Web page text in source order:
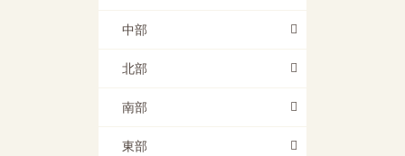
中部
北部
南部
東部